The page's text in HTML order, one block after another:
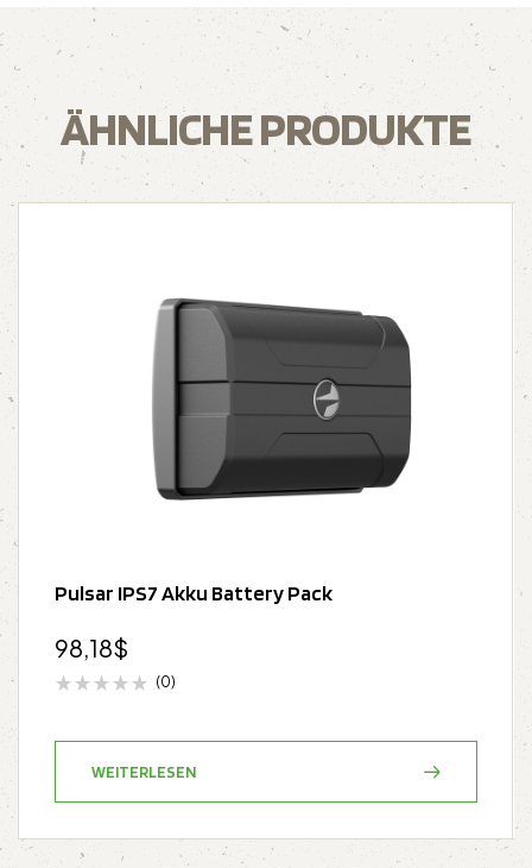
ÄHNLICHE PRODUKTE
Pulsar IPS7 Akku Battery Pack
98,18$
(0)
WEITERLESEN